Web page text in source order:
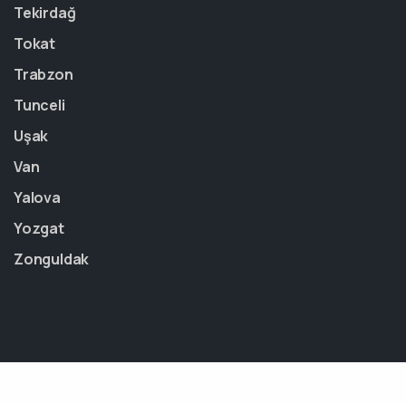
Tekirdağ
Tokat
Trabzon
Tunceli
Uşak
Van
Yalova
Yozgat
Zonguldak